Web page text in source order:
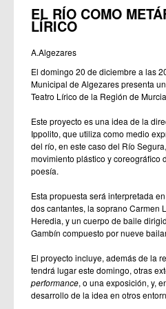
EL RÍO COMO
LÍRICO
A.Algezares
El domingo 20 de diciembre a las
Municipal de Algezares presenta
Teatro Lírico de la Región de Murcia
Este proyecto es una idea de la
Ippolito, que utiliza como medio
del río, en este caso del Río
movimiento plástico y coreográfico
poesía.
Esta propuesta será interpretada
dos cantantes, la soprano Carmen
Heredia, y un cuerpo de baile
Gambín compuesto por nueve
El proyecto incluye, además de la
tendrá lugar este domingo, otras
performance, o una exposición, y,
desarrollo de la idea en otros